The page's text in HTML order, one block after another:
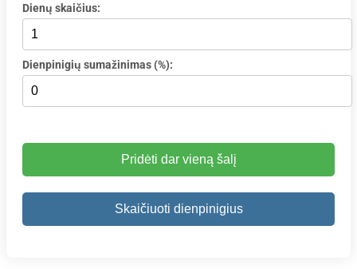
Dienų skaičius:
Dienpinigių sumažinimas (%):
Pridėti dar vieną šalį
Skaičiuoti dienpinigius